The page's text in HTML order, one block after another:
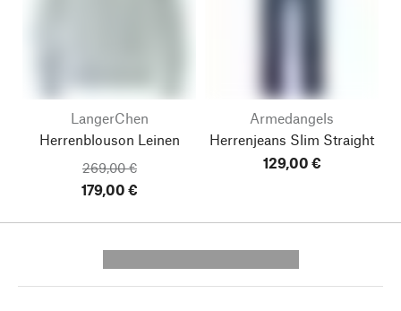
LangerChen
Herrenblouson Leinen
269,00 €
179,00 €
Armedangels
Herrenjeans Slim Straight
129,00 €